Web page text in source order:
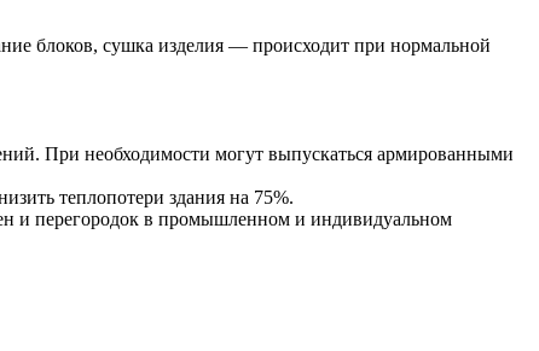
блоков, сушка изделия — происходит при нормальной
При необходимости могут выпускаться армированными
теплопотери здания на 75%.
и перегородок в промышленном и индивидуальном